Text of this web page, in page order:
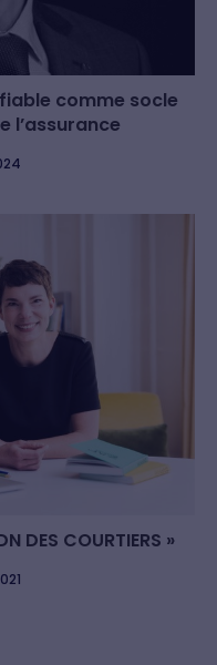
fiable comme socle
l’assurance
DES COURTIERS »